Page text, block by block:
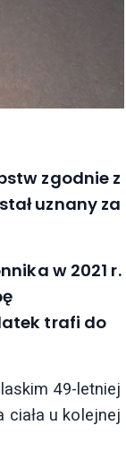
zgodnie z
uznany za
w 2021 r.
trafi do
49-letniej
u kolejnej